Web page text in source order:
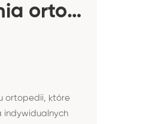
Konsultant medyczny / Konsultantka medyczna ds. zaopatrzenia ortopedycznego
ortopedii, które
indywidualnych